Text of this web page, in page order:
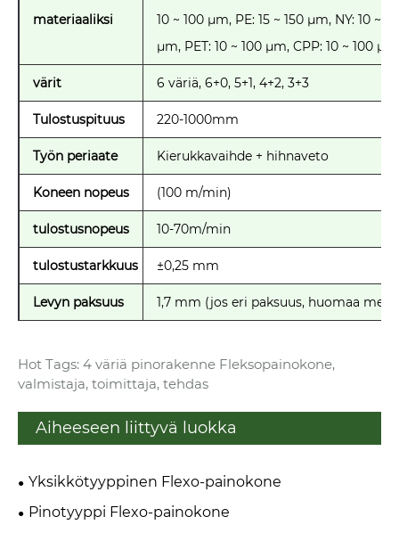
materiaaliksi
10 ~ 100 μm, PE: 15 ~ 150 μm, NY: 10 ~
μm, PET: 10 ~ 100 μm, CPP: 10 ~ 100 μm
värit 6 väriä, 6+0, 5+1, 4+2, 3+3
Tulostuspituus 220-1000mm
Työn periaate Kierukkavaihde + hihnaveto
Koneen nopeus (100 m/min)
tulostusnopeus 10-70m/min
tulostustarkkuus ±0,25 mm
Levyn paksuus 1,7 mm (jos eri paksuus, huomaa
Hot Tags: 4 väriä pinorakenne Fleksopainokone,
valmistaja, toimittaja, tehdas
Aiheeseen liittyvä luokka
Yksikkötyyppinen Flexo-painokone
Pinotyyppi Flexo-painokone